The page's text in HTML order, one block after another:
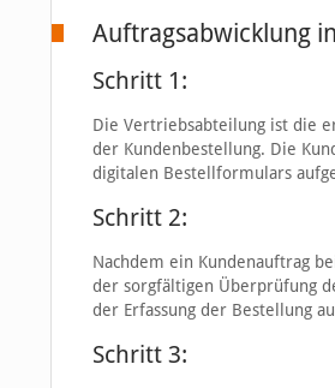
Auftragsabwicklung
Schritt 1:
Die Vertriebsabteilung ist die
der Kundenbestellung. Die
digitalen Bestellformulars
Schritt 2:
Nachdem ein Kundenauftrag
der sorgfältigen Überprüfung
der Erfassung der Bestellung
Schritt 3: